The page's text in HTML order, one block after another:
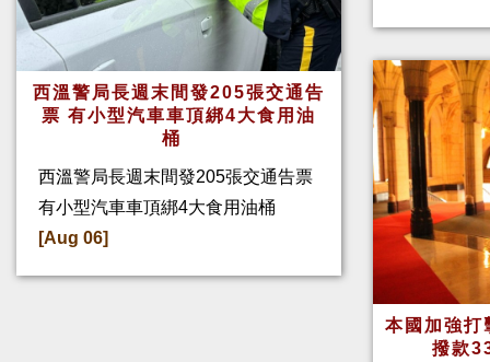
西溫警局長週末間發205張交通告
票 有小型汽車車頂綁4大食用油
桶
西溫警局長週末間發205張交通告票
有小型汽車車頂綁4大食用油桶
[Aug 06]
本國加強打
撥款